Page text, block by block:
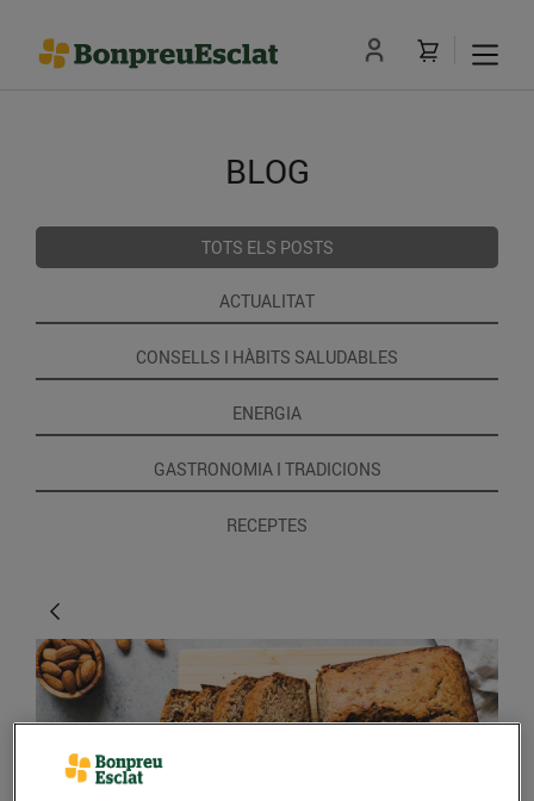
BLOG
TOTS ELS POSTS
ACTUALITAT
CONSELLS I HÀBITS SALUDABLES
ENERGIA
GASTRONOMIA I TRADICIONS
RECEPTES